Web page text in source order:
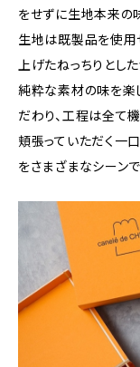
をせずに生地本来の
生地は既製品を使用
上げたねっちりとし
純粋な素材の味を楽
だわり、工程は全て
頬張っていただく一
をさまざまなシーン